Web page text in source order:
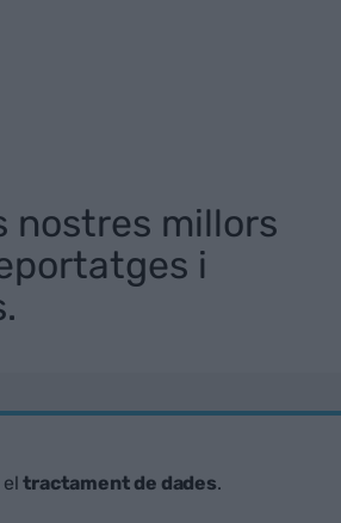
nostres millors
i
eltractament de dades.